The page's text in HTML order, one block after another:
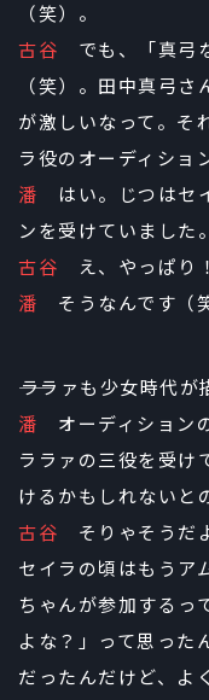
（笑）。
古谷 でも、「真弓
（笑）。田中真弓
が激しいなって。そ
ラ役のオーディショ
潘 はい。じつはセ
ンを受けていました。
古谷 え、やっぱり！
潘 そうなんです（
――ララァも少女時代
潘 オーディション
ララァの三役を受け
けるかもしれないと
古谷 そりゃそうだ
セイラの頃はもうア
ちゃんが参加するっ
よな？」って思った
だったんだけど、よ